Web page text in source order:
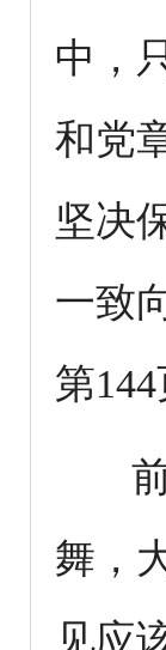
中，
和党
坚决
一致
第144
前
舞，
见应